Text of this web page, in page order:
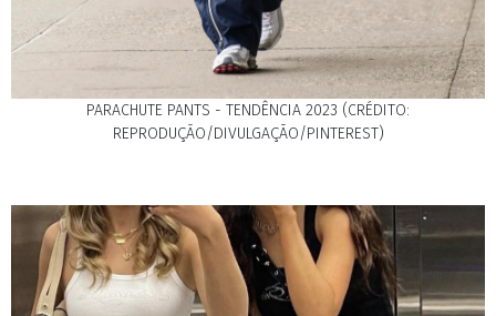
PARACHUTE PANTS - TENDÊNCIA 2023 (CRÉDITO:
REPRODUÇÃO/DIVULGAÇÃO/PINTEREST)